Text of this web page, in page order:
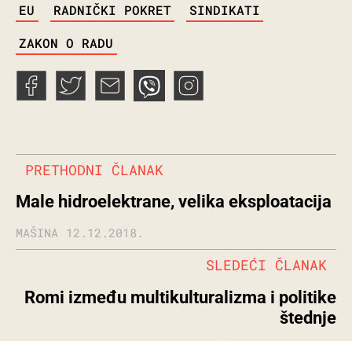
EU RADNIČKI POKRET SINDIKATI
ZAKON O RADU
PRETHODNI ČLANAK
Male hidroelektrane, velika eksploatacija
MAŠINA 12.12.2018.
Romi između multikulturalizma i politike
štednje
SLEDEĆI ČLANAK